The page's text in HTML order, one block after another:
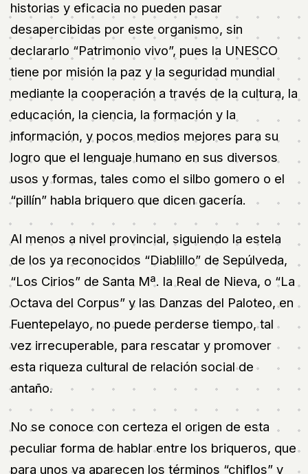
historias y eficacia no pueden pasar
desapercibidas por este organismo, sin
declararlo “Patrimonio vivo”, pues la UNESCO
tiene por misión la paz y la seguridad mundial
mediante la cooperación a través de la cultura, la
educación, la ciencia, la formación y la
información, y pocos medios mejores para su
logro que el lenguaje humano en sus diversos
usos y formas, tales como el silbo gomero o el
“pillín” habla briquero que dicen gacería.
Al menos a nivel provincial, siguiendo la estela
de los ya reconocidos “Diablillo” de Sepúlveda,
“Los Cirios” de Santa Mª. la Real de Nieva, o “La
Octava del Corpus” y las Danzas del Paloteo, en
Fuentepelayo, no puede perderse tiempo, tal
vez irrecuperable, para rescatar y promover
esta riqueza cultural de relación social de
antaño.
No se conoce con certeza el origen de esta
peculiar forma de hablar entre los briqueros, que
para unos ya aparecen los términos “chiflos” y